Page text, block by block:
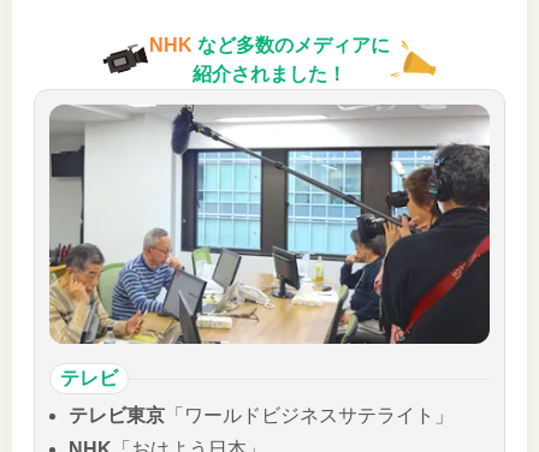
NHK など多数のメディアに
紹介されました！
テレビ
テレビ東京 「ワールドビジネスサテライト」